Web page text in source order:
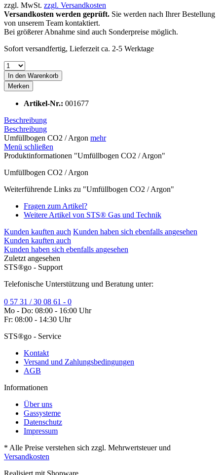
zzgl. MwSt. zzgl. Versandkosten
Versandkosten werden geprüft. Sie werden nach Ihrer Bestellung
von unserem Team kontaktiert.
Bei größerer Abnahme sind auch Sonderpreise möglich.
Sofort versandfertig, Lieferzeit ca. 2-5 Werktage
In den Warenkorb
Merken
Artikel-Nr.: 001677
Beschreibung
Beschreibung
Umfüllbogen CO2 / Argon mehr
Menü schließen
Produktinformationen "Umfüllbogen CO2 / Argon"
Umfüllbogen CO2 / Argon
Weiterführende Links zu "Umfüllbogen CO2 / Argon"
Fragen zum Artikel?
Weitere Artikel von STS® Gas und Technik
Kunden kauften auch Kunden haben sich ebenfalls angesehen
Kunden kauften auch
Kunden haben sich ebenfalls angesehen
Zuletzt angesehen
STS®go - Support
Telefonische Unterstützung und Beratung unter:
0 57 31 / 30 08 61 - 0
Mo - Do: 08:00 - 16:00 Uhr
Fr: 08:00 - 14:30 Uhr
STS®go - Service
Kontakt
Versand und Zahlungsbedingungen
AGB
Informationen
Über uns
Gassysteme
Datenschutz
Impressum
* Alle Preise verstehen sich zzgl. Mehrwertsteuer und
Versandkosten
Realisiert mit Shopware